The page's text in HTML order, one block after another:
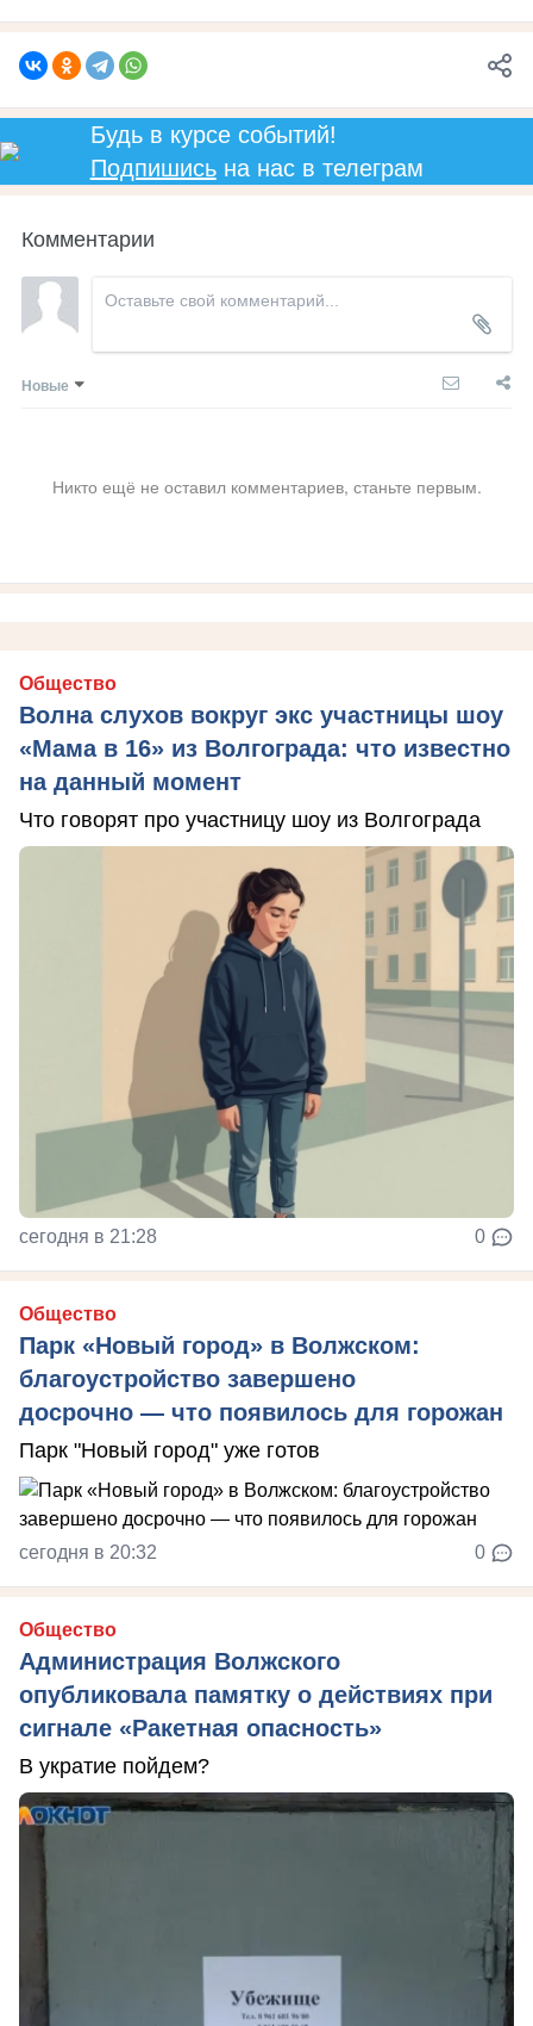
Будь в курсе событий!
Подпишисьна нас в телеграм
Комментарии
Новые
Никто ещё не оставил комментариев, станьте первым.
Общество
Волна слухов вокруг экс участницы шоу
«Мама в 16» из Волгограда: что известно
на данный момент
Что говорят про участницу шоу из Волгограда
сегодня в 21:28 0
Общество
Парк «Новый город» в Волжском:
благоустройство завершено
досрочно — что появилось для горожан
Парк "Новый город" уже готов
сегодня в 20:32 0
Общество
Администрация Волжского
опубликовала памятку о действиях при
сигнале «Ракетная опасность»
В укратие пойдем?